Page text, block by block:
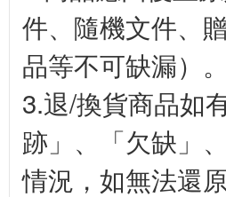
件、隨機文件、
品等不可缺漏）。
3.退/換貨商品如
跡」、「欠缺」
情況，如無法還